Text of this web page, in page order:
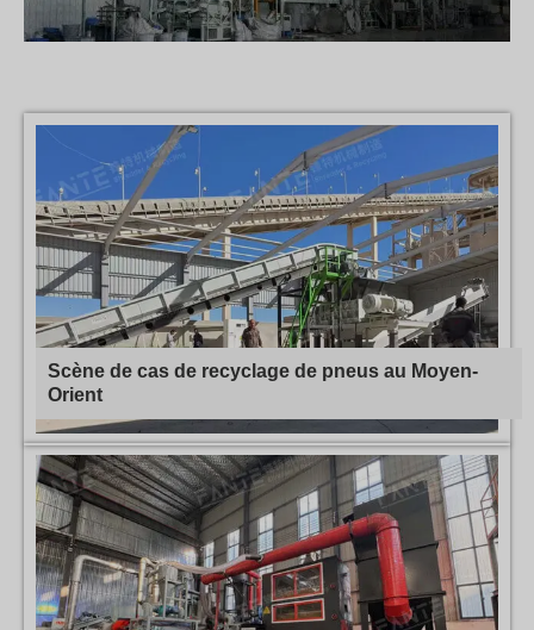
Scène de cas de recyclage de pneus au Moyen-
Orient